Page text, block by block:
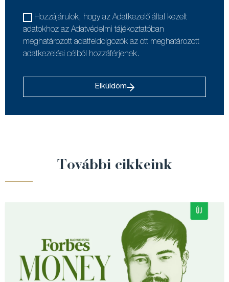
Hozzájárulok, hogy az Adatkezelő által kezelt
adatokhoz az Adatvédelmi tájékoztatóban
meghatározott adatfeldolgozók az ott meghatározott
adatkezelési célból hozzáférjenek.
Elküldöm
További cikkeink